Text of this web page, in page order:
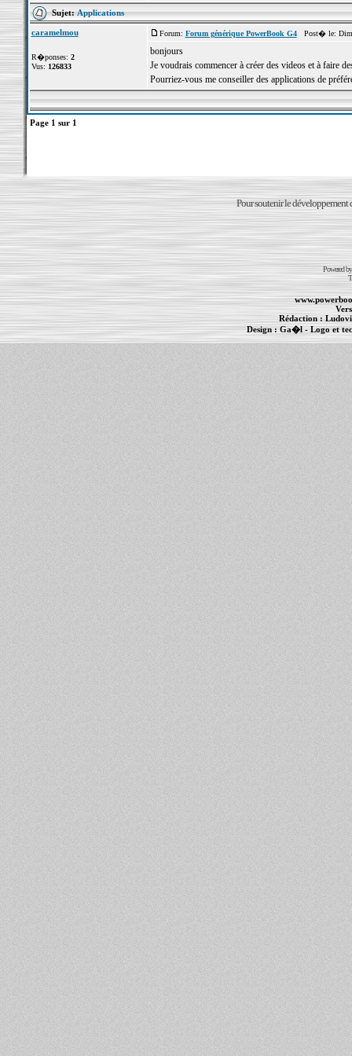
Sujet:Applications
caramelmou
R�ponses: 2
Vus: 126833
Forum: Forum générique PowerBook G4Post� le: Dim
bonjours
Je voudrais commencer à créer des videos et à faire
Pourriez-vous me conseiller des applications de
Page 1 sur 1
Pour soutenir le développement
Powered
Rédaction :
Design :Ga�l- Logo et
Informations : MacBook Pro-